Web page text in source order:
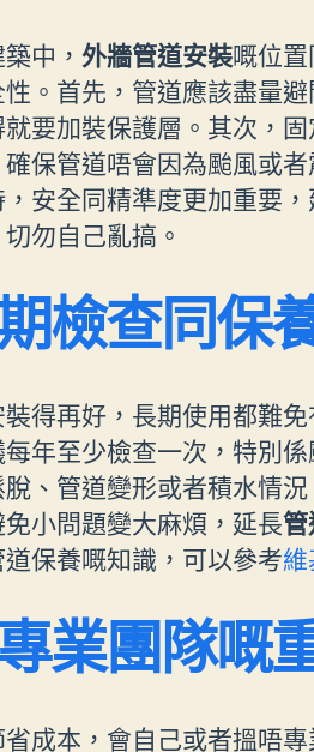
中， 外牆管道安裝嘅位
。首先，管道應該盡量
要加裝保護層。其次，
保管道唔會因為颱風或
安全同精準度更加重要
勿自己亂搞。
檢查同保
裝得再好，長期使用都難
年至少檢查一次，特別
、管道變形或者積水情況
小問題變大麻煩，延長
保養嘅知識，可以參考
業團隊嘅
成本，會自己或者搵唔